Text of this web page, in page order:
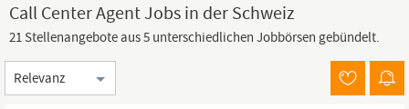
Call Center Agent Jobs in der Schweiz
21 Stellenangebote aus 5 unterschiedlichen Jobbörsen gebündelt.
Sortierung